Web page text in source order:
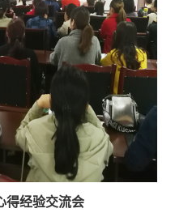
得经验交流会